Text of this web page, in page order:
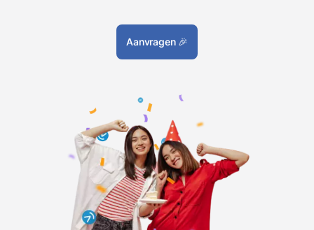
Aanvragen 🎉